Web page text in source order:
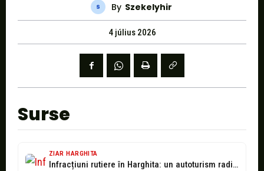
By Szekelyhir
4 július 2026
Surse
ZIAR HARGHITA
Infracțiuni rutiere în Harghita: un autoturism radiat și un conducător auto băut